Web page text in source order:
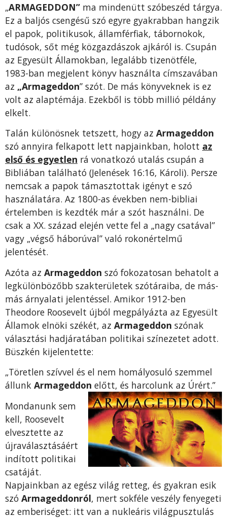
„ARMAGEDDON” ma mindenütt szóbeszéd tárgya.
Ez a baljós csengésű szó egyre gyakrabban hangzik
el papok, politikusok, államférfiak, tábornokok,
tudósok, sőt még közgazdászok ajkáról is. Csupán
az Egyesült Államokban, legalább tizenötféle,
1983-ban megjelent könyv használta címszavában
az „Armageddon” szót. De más könyveknek is ez
volt az alaptémája. Ezekből is több millió példány
elkelt.
Talán különösnek tetszett, hogy az Armageddon
szó annyira felkapott lett napjainkban, holott az
első és egyetlen rá vonatkozó utalás csupán a
Bibliában található (Jelenések 16:16, Károli). Persze
nemcsak a papok támasztottak igényt e szó
használatára. Az 1800-as években nem-bibliai
értelemben is kezdték már a szót használni. De
csak a XX. század elején vette fel a „nagy csatával”
vagy „végső háborúval” való rokonértelmű
jelentését.
Azóta az Armageddon szó fokozatosan behatolt a
legkülönbözőbb szakterületek szótáraiba, de más-
más árnyalati jelentéssel. Amikor 1912-ben
Theodore Roosevelt újból megpályázta az Egyesült
Államok elnöki székét, az Armageddon szónak
választási hadjáratában politikai színezetet adott.
Büszkén kijelentette:
„Töretlen szívvel és el nem homályosuló szemmel
állunk Armageddon előtt, és harcolunk az Úrért.”
Mondanunk sem
kell, Roosevelt
elvesztette az
újraválasztásáért
indított politikai
csatáját.
Napjainkban az egész világ retteg, és gyakran esik
szó Armageddonról, mert sokféle veszély fenyegeti
az emberiséget: itt van a nukleáris világpusztulás